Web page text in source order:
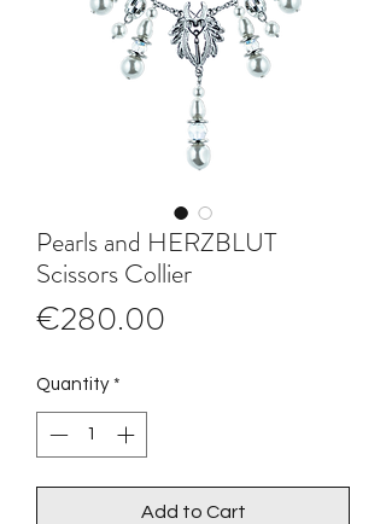
Pearls and HERZBLUT
Scissors Collier
€280.00
Quantity *
Add to Cart